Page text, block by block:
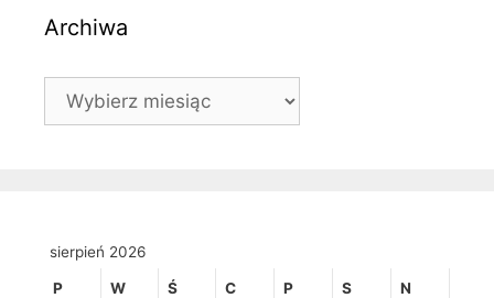
Archiwa
Archiwa
sierpień 2026
P W Ś C P S N